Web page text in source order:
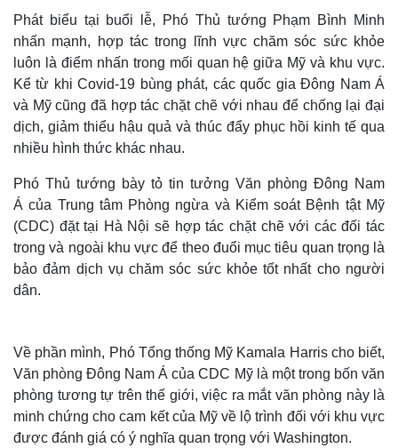
Thế giới
Quan sát
Cuộc sống đó đây
Hồ sơ
Multimedia
Video
E-Magazine
Infographic
Phát biểu tại buổi lễ, Phó Thủ tướng Phạm Bình Minh
nhấn mạnh, hợp tác trong lĩnh vực chăm sóc sức khỏe
luôn là điểm nhấn trong mối quan hệ giữa Mỹ và khu vực.
Kể từ khi Covid-19 bùng phát, các quốc gia Đông Nam Á
và Mỹ cũng đã hợp tác chặt chẽ với nhau để chống lại đại
dịch, giảm thiểu hậu quả và thúc đẩy phục hồi kinh tế qua
nhiều hình thức khác nhau.
Phó Thủ tướng bày tỏ tin tưởng Văn phòng Đông Nam
Á của Trung tâm Phòng ngừa và Kiểm soát Bệnh tật Mỹ
(CDC) đặt tại Hà Nội sẽ hợp tác chặt chẽ với các đối tác
trong và ngoài khu vực để theo đuổi mục tiêu quan trọng là
bảo đảm dịch vụ chăm sóc sức khỏe tốt nhất cho người
dân.
Về phần mình, Phó Tổng thống Mỹ Kamala Harris cho biết,
Văn phòng Đông Nam Á của CDC Mỹ là một trong bốn văn
phòng tương tự trên thế giới, việc ra mắt văn phòng này là
minh chứng cho cam kết của Mỹ về lộ trình đối với khu vực
được đánh giá có ý nghĩa quan trọng với Washington.